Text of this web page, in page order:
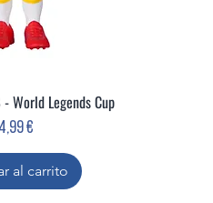
rápida
World Legends Cup
€
al carrito